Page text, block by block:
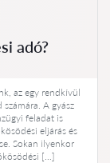
adó?
az egy rendkívül
A gyász
feladat is
eljárás és
Sokan ilyenkor
[…]